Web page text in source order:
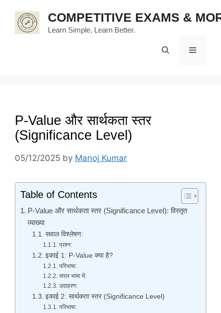
content
COMPETITIVE EXAMS &
Learn Simple, Learn Better.
Menu
P-Value और सार्थकता स्तर
(Significance Level)
05/12/2025 by Manoj Kumar
Table of Contents
P-Value और सार्थकता स्तर (Significance Level): विस्तृत
व्याख्या
सवाल विश्लेषण:
प्रश्न:
इकाई 1: P-Value क्या है?
परिभाषा:
सरल भाषा में:
उदाहरण:
इकाई 2: सार्थकता स्तर (Significance Level)
परिभाषा: